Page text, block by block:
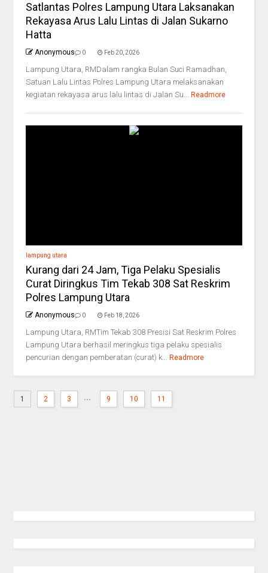
Satlantas Polres Lampung Utara Laksanakan
Rekayasa Arus Lalu Lintas di Jalan Sukarno
Hatta
Anonymous 0 Feb 20, 2026
Lampung Utara, RMDalam rangka Bulan Suci Ramadhan,
Satuan Lalu Lintas Polres Lampung Utara melaksanakan
kegiatan rekayasa arus lalu lintas di Jalan Su... Readmore
lampung utara
Kurang dari 24 Jam, Tiga Pelaku Spesialis
Curat Diringkus Tim Tekab 308 Sat Reskrim
Polres Lampung Utara
Anonymous 0 Feb 18, 2026
Lampung Utara, RMTim Tekab 308 Presisi Sat Reskrim Polres
Lampung Utara berhasil meringkus tiga pelaku spesialis
pencurian dengan pemberatan (curat) k... Readmore
1 2 3 ... 9 10 11